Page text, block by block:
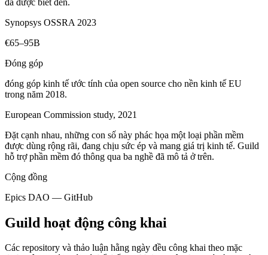
Synopsys OSSRA 2023
€65–95B
Đóng góp
đóng góp kinh tế ước tính của open source cho nền kinh tế EU
trong năm 2018.
European Commission study, 2021
Đặt cạnh nhau, những con số này phác họa một loại phần mềm
được dùng rộng rãi, đang chịu sức ép và mang giá trị kinh tế. Guild
hỗ trợ phần mềm đó thông qua ba nghề đã mô tả ở trên.
Cộng đồng
Epics DAO — GitHub
Guild hoạt động công khai
Các repository và thảo luận hằng ngày đều công khai theo mặc